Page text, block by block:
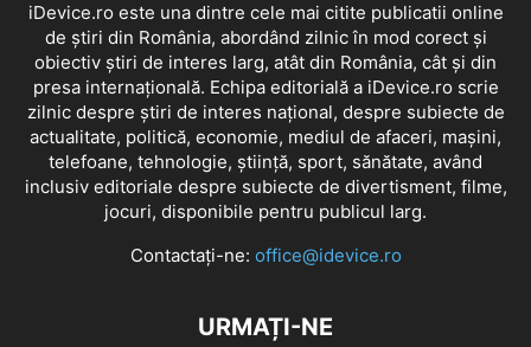
iDevice.ro este una dintre cele mai citite publicatii online
de știri din România, abordând zilnic în mod corect și
obiectiv știri de interes larg, atât din România, cât și din
presa internațională. Echipa editorială a iDevice.ro scrie
zilnic despre știri de interes național, despre subiecte de
actualitate, politică, economie, mediul de afaceri, mașini,
telefoane, tehnologie, știință, sport, sănătate, având
inclusiv editoriale despre subiecte de divertisment, filme,
jocuri, disponibile pentru publicul larg.
Contactați-ne: office@idevice.ro
URMAȚI-NE